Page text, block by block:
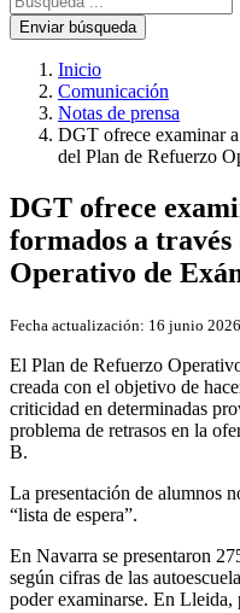
Enviar búsqueda
Inicio
Comunicación
Notas de prensa
DGT ofrece examinar
del Plan de Refuerzo
DGT ofrece
formados a
Operativo de
Fecha actualización: 16 junio 2026
El Plan de Refuerzo
creada con el objetivo de
criticidad en determinadas
problema de retrasos en la
B.
La presentación de alumnos
“lista de espera”.
En Navarra se presentaron
según cifras de las
poder examinarse. En Lleida,